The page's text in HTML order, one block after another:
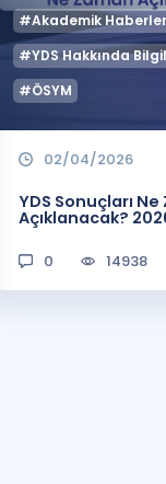
#Akademik
#YDS Hakkında
#ÖSYM
02/04/2026
YDS Sonuçları
Açıklanacak?
0 14938